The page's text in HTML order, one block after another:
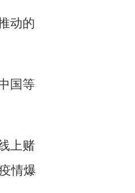
动的
国等
上赌
情爆